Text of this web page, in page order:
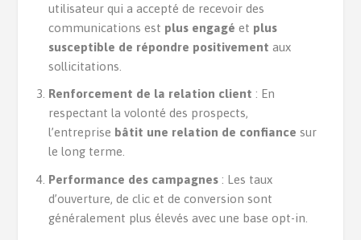
utilisateur qui a accepté de recevoir des
communications est plus engagé et plus
susceptible de répondre positivement aux
sollicitations.
Renforcement de la relation client : En
respectant la volonté des prospects,
l’entreprise bâtit une relation de confiance sur
le long terme.
Performance des campagnes: Les taux
d’ouverture, de clic et de conversion sont
généralement plus élevés avec une base opt-in.